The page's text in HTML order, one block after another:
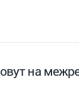
на